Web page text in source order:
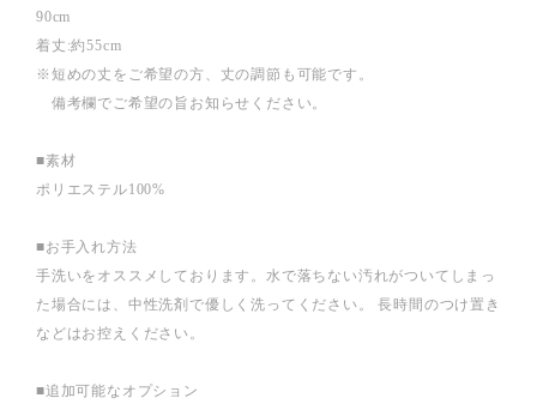
90cm
着丈:約55cm
※短めの丈をご希望の方、丈の調節も可能です。
備考欄でご希望の旨お知らせください。
■素材
ポリエステル100%
■お手入れ方法
手洗いをオススメしております。水で落ちない汚れがついてしまっ
た場合には、中性洗剤で優しく洗ってください。 長時間のつけ置き
などはお控えください。
■追加可能なオプション